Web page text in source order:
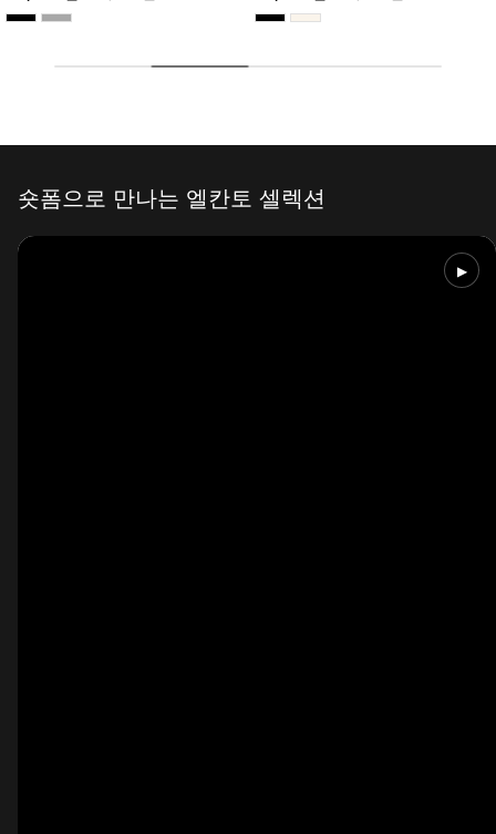
숏폼으로 만나는 엘칸토 셀렉션
▶